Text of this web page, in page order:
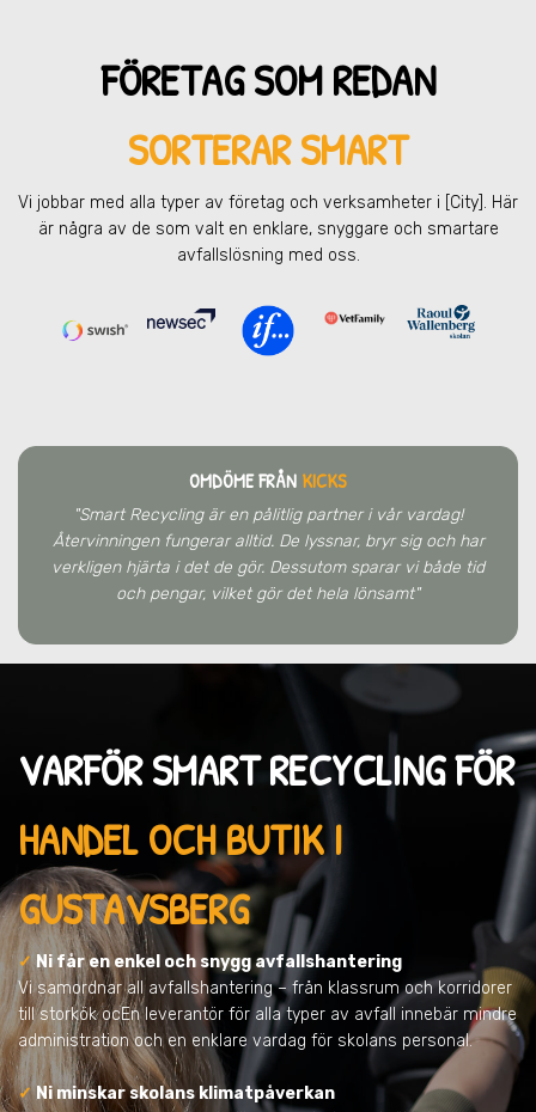
FÖRETAG SOM REDAN
SORTERAR SMART
Vi jobbar med alla typer av företag och verksamheter i [City] . Här
är några av de som valt en enklare, snyggare och smartare
avfallslösning med oss.
OMDÖME FRÅN KICKS
"Smart Recycling är en pålitlig partner i vår vardag!
Återvinningen fungerar alltid. De lyssnar, bryr sig och har
verkligen hjärta i det de gör. Dessutom sparar vi både tid
och pengar, vilket gör det hela lönsamt"
VARFÖR SMART RECYCLING FÖR
HANDEL OCH BUTIK I
GUSTAVSBERG
✓ Ni får en enkel och snygg avfallshantering
Vi samordnar all avfallshantering – från klassrum och korridorer
till storkök ocEn leverantör för alla typer av avfall innebär mindre
administration och en enklare vardag för skolans personal.
✓Ni minskar skolans klimatpåverkan